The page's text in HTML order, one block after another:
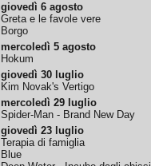
giovedì 6 agosto
Greta e le favole vere
Borgo
mercoledì 5 agosto
Hokum
giovedì 30 luglio
Kim Novak's Vertigo
mercoledì 29 luglio
Spider-Man - Brand New Day
giovedì 23 luglio
Terapia di famiglia
Blue